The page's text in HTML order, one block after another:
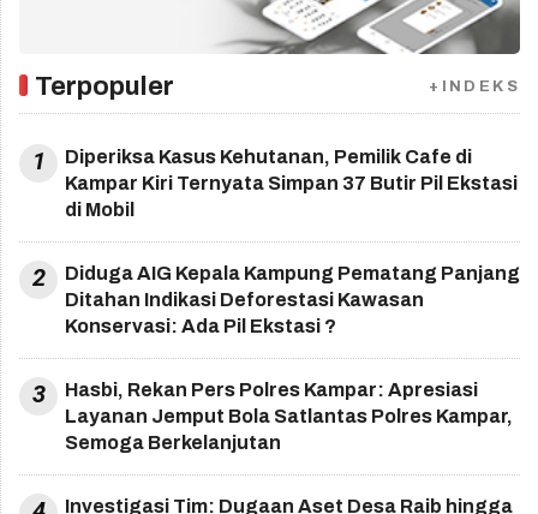
Terpopuler +INDEKS
1
Diperiksa Kasus Kehutanan, Pemilik Cafe di
Kampar Kiri Ternyata Simpan 37 Butir Pil Ekstasi
di Mobil
2
Diduga AIG Kepala Kampung Pematang Panjang
Ditahan Indikasi Deforestasi Kawasan
Konservasi: Ada Pil Ekstasi ?
3
Hasbi, Rekan Pers Polres Kampar: Apresiasi
Layanan Jemput Bola Satlantas Polres Kampar,
Semoga Berkelanjutan
Investigasi Tim: Dugaan Aset Desa Raib hingga